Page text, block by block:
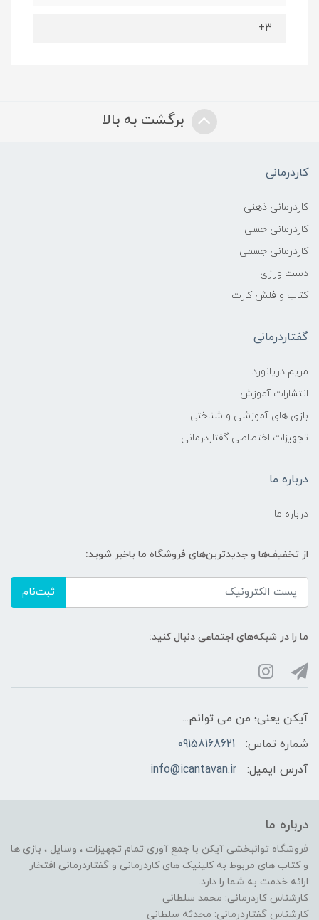
۳+
برگشت به بالا
کاردرمانی
کاردرمانی ذهنی
کاردرمانی حسی
کاردرمانی جسمی
دست ورزی
کتاب و فلش کارت
گفتاردرمانی
مریم دریانورد
انتشارات آموزش
بازی های آموزشی و شناختی
تجهیزات اختصاصی گفتاردرمانی
درباره ما
درباره ما
از تخفیف‌ها و جدیدترین‌های فروشگاه ما باخبر شوید:
ثبت‌نام
ما را در شبکه‌های اجتماعی دنبال کنید:
آیکن یعنی؛ من می توانم...
شماره تماس:
09158168621
آدرس ایمیل:
info@icantavan.ir
درباره ما
فروشگاه توانبخشی آیکن با جمع آوری تمام تجهیزات ، وسایل ، بازی ها
و کتاب های مربوط به کلینیک های کاردرمانی و گفتاردرمانی افتخار
ارائه خدمت به شما را دارد.
کارشناس کاردرمانی: محمد سلطانی
کارشناس گفتاردرمانی: محدثه سلطانی